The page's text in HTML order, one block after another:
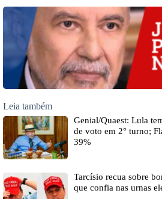
Leia também
Genial/Quaest: Lula
de voto em 2° turno;
39%
Tarcísio recua sobre
que confia nas urnas